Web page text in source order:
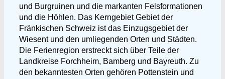
und Burgruinen und die markanten Felsformationen
und die Höhlen. Das Kerngebiet Gebiet der
Fränkischen Schweiz ist das Einzugsgebiet der
Wiesent und den umliegenden Orten und Städten.
Die Ferienregion erstreckt sich über Teile der
Landkreise Forchheim, Bamberg und Bayreuth. Zu
den bekanntesten Orten gehören Pottenstein und